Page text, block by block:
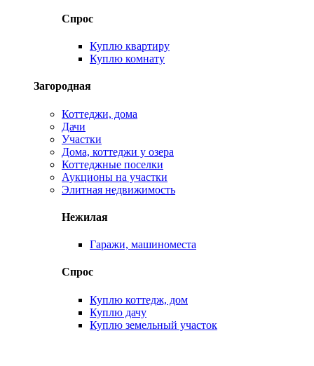
Спрос
Куплю квартиру
Куплю комнату
Загородная
Коттеджи, дома
Дачи
Участки
Дома, коттеджи у озера
Коттеджные поселки
Аукционы на участки
Элитная недвижимость
Нежилая
Гаражи, машиноместа
Спрос
Куплю коттедж, дом
Куплю дачу
Куплю земельный участок